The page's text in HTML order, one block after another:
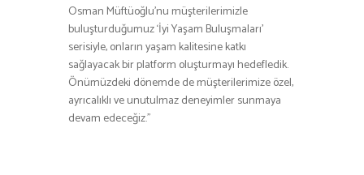
Osman Müftüoğlu’nu müşterilerimizle
buluşturduğumuz ‘İyi Yaşam Buluşmaları’
serisiyle, onların yaşam kalitesine katkı
sağlayacak bir platform oluşturmayı hedefledik.
Önümüzdeki dönemde de müşterilerimize özel,
ayrıcalıklı ve unutulmaz deneyimler sunmaya
devam edeceğiz.”